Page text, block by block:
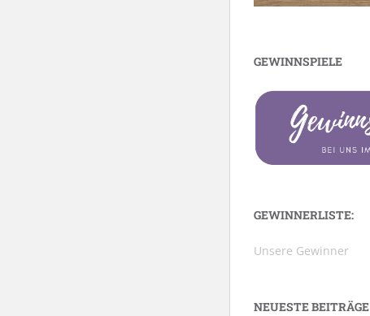
GEWINNSPIELE
GEWINNERLISTE:
Unsere Gewinner
NEUESTE BEITRÄGE